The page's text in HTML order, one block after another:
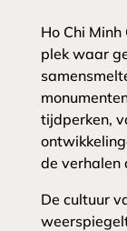
Ho Chi
plek waar
tijdperken,
de verhalen
De cultuur